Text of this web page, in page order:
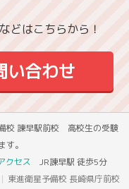
どはこちらから！
合わせ
校 諫早駅前校 高校生の受験
。
クセス JR諫早駅 徒歩5分
東進衛星予備校 長崎県庁前校